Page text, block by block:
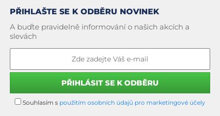
PŘIHLAŠTE SE K ODBĚRU NOVINEK
A buďte pravidelně informování o našich akcích a
slevách
Souhlasím s použitím osobních údajů pro marketingové účely